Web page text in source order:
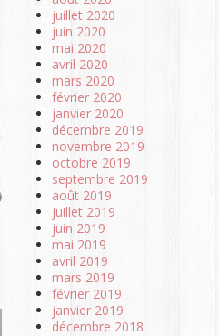
juillet 2020
juin 2020
mai 2020
avril 2020
mars 2020
février 2020
janvier 2020
décembre 2019
novembre 2019
octobre 2019
septembre 2019
août 2019
juillet 2019
juin 2019
mai 2019
avril 2019
mars 2019
février 2019
janvier 2019
décembre 2018